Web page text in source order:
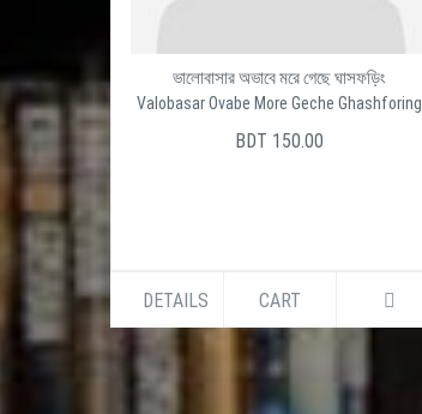
ভালোবাসার অভাবে মরে গেছে ঘাসফড়িং
Valobasar Ovabe More Geche Ghashforing
BDT 150.00
DETAILS CART